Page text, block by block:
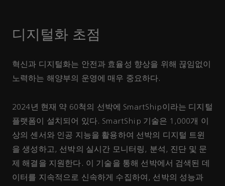
디지털화 초점
혁신과 디지털화는 안전과 효율성 향상을 위해 끊임없이
노력하는 해양부의 운영에 매우 중요하다.
2024년 현재 약 60척의 선박에 SmartShip이라는 디지털
플랫폼이 설치되어 있다. SmartShip 기술은 1,000개 이
상의 센서와 인공 지능을 활용하여 선박의 디지털 트윈
을 생성하고, 선박의 실시간 모니터링, 분석, 진단 및 문
제 해결을 지원한다. 이 기술을 통해 선박에서 검색된 데
이터를 지속적으로 신속하게 수집하여, 선박의 성능과